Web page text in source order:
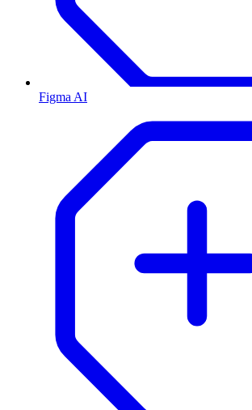
Figma AI